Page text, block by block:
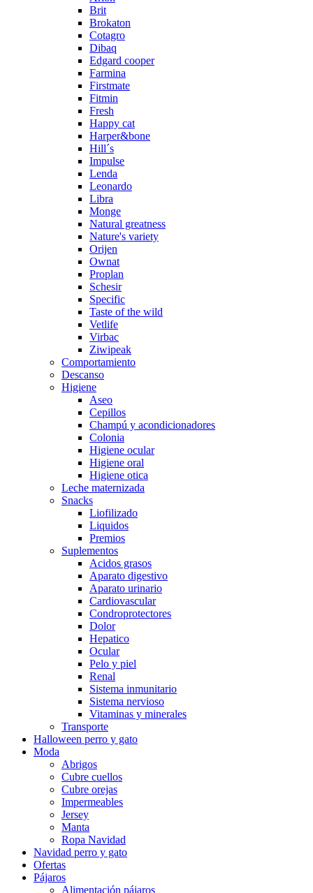
Brit
Brokaton
Cotagro
Dibaq
Edgard cooper
Farmina
Firstmate
Fitmin
Fresh
Happy cat
Harper&bone
Hill´s
Impulse
Lenda
Leonardo
Libra
Monge
Natural greatness
Nature's variety
Orijen
Ownat
Proplan
Schesir
Specific
Taste of the wild
Vetlife
Virbac
Ziwipeak
Comportamiento
Descanso
Higiene
Aseo
Cepillos
Champú y acondicionadores
Colonia
Higiene ocular
Higiene oral
Higiene otica
Leche maternizada
Snacks
Liofilizado
Liquidos
Premios
Suplementos
Acidos grasos
Aparato digestivo
Aparato urinario
Cardiovascular
Condroprotectores
Dolor
Hepatico
Ocular
Pelo y piel
Renal
Sistema inmunitario
Sistema nervioso
Vitaminas y minerales
Transporte
Halloween perro y gato
Moda
Abrigos
Cubre cuellos
Cubre orejas
Impermeables
Jersey
Manta
Ropa Navidad
Navidad perro y gato
Ofertas
Pájaros
Alimentación pájaros